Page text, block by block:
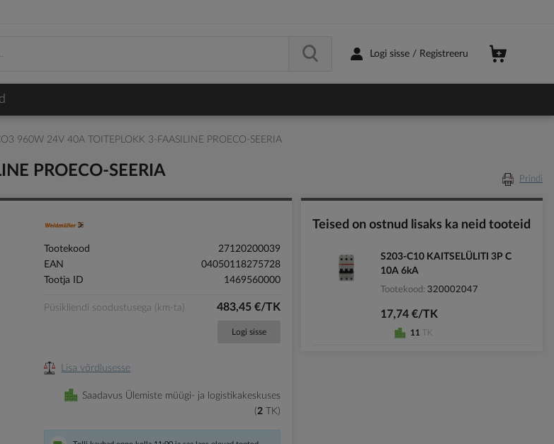
Logi sisse / Registreeru
960W 24V 40A TOITEPLOKK 3-FAASILINE PROECO-SEERIA
PROECO-SEERIA Prindi
Tootekood
27120200039
EAN
04050118275728
Tootja ID
1469560000
Püsikliendi soodustusega (km-ta) 483,45 €/TK
Logi sisse
Lisa võrdlusesse
Saadavus Ülemiste müügi- ja logistikakeskuses
2
TK
Teised on ostnud lisaks ka neid tooteid
S203-C10 KAITSELÜLITI 3P C
10A 6kA
Tootekood 320002047
17,74 €/TK
11 TK